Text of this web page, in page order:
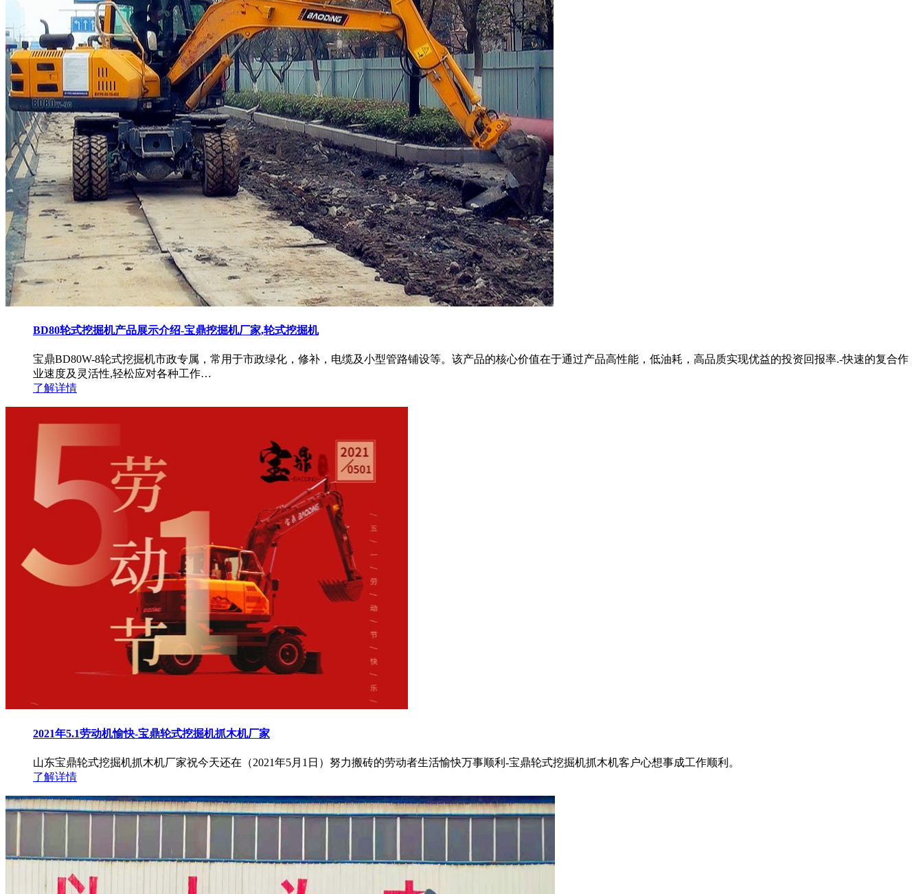
BD80轮式挖掘机产品展示介绍-宝鼎挖掘机厂家,轮式挖掘机
宝鼎BD80W-8轮式挖掘机市政专属，常用于市政绿化，修补，电缆及小型管路铺设等。该产品的核心价值在于通过产品高性能，低油耗，高品质实现优益的投资回报率.-快速的复合作
业速度及灵活性,轻松应对各种工作…
了解详情
2021年5.1劳动机愉快-宝鼎轮式挖掘机抓木机厂家
山东宝鼎轮式挖掘机抓木机厂家祝今天还在（2021年5月1日）努力搬砖的劳动者生活愉快万事顺利-宝鼎轮式挖掘机抓木机客户心想事成工作顺利。
了解详情